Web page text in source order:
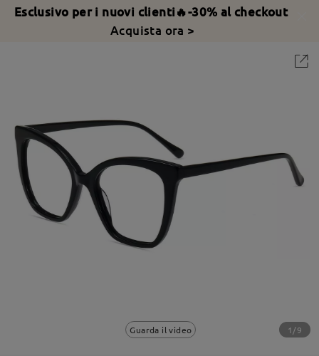
Esclusivo per i nuovi clienti🔥-30% al checkout
Acquista ora >
Guarda il video 1/9